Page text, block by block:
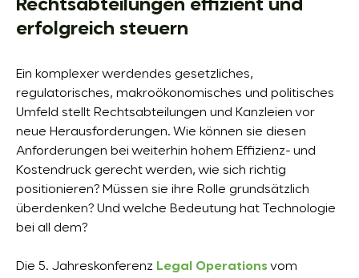
Rechtsabteilungen effizient und
erfolgreich steuern
Ein komplexer werdendes gesetzliches,
regulatorisches, makroökonomisches und politisches
Umfeld stellt Rechtsabteilungen und Kanzleien vor
neue Herausforderungen. Wie können sie diesen
Anforderungen bei weiterhin hohem Effizienz- und
Kostendruck gerecht werden, wie sich richtig
positionieren? Müssen sie ihre Rolle grundsätzlich
überdenken? Und welche Bedeutung hat Technologie
bei all dem?
Die 5. Jahreskonferenz Legal Operationsvom